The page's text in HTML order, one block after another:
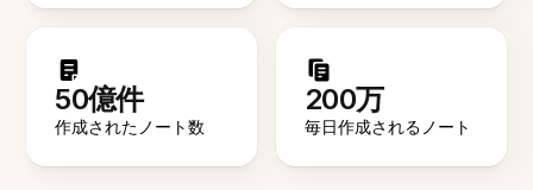
50億件
作成されたノート数
200万
毎日作成されるノート